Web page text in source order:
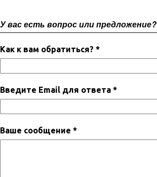
У вас есть вопрос или предложение?
Как к вам обратиться? *
Введите Email для ответа *
Ваше сообщение *